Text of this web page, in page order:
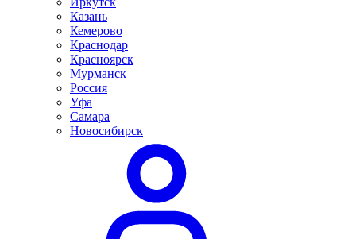
Казань
Кемерово
Краснодар
Красноярск
Мурманск
Россия
Уфа
Самара
Новосибирск